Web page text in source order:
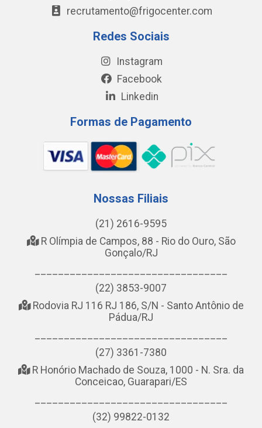
recrutamento@frigocenter.com
Redes Sociais
Instagram
Facebook
Linkedin
Formas de Pagamento
Nossas Filiais
(21) 2616-9595
R Olímpia de Campos, 88 - Rio do Ouro, São
Gonçalo/RJ
(22) 3853-9007
Rodovia RJ 116 RJ 186, S/N - Santo Antônio de
Pádua/RJ
(27) 3361-7380
R Honório Machado de Souza, 1000 - N. Sra. da
Conceicao, Guarapari/ES
(32) 99822-0132